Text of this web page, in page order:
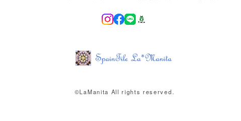
©︎LaManita All rights reserved.